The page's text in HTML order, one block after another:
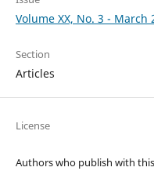
Volume XX, No. 3 - March
Section
Articles
License
Authors who publish with